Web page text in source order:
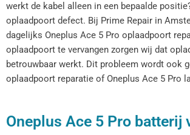
werkt de kabel alleen in een bepaalde
oplaadpoort defect. Bij Prime Repair in
dagelijks Oneplus Ace 5 Pro oplaadpoort
oplaadpoort te vervangen zorgen wij dat
betrouwbaar werkt. Dit probleem wordt ook
oplaadpoort reparatie of Oneplus Ace 5 Pro
Oneplus Ace 5 Pro batterij